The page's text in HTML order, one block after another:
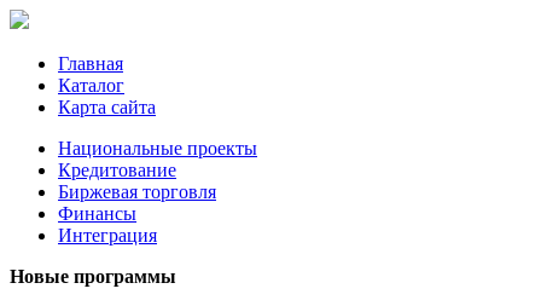
Главная
Каталог
Карта сайта
Национальные проекты
Кредитование
Биржевая торговля
Финансы
Интеграция
Новые программы